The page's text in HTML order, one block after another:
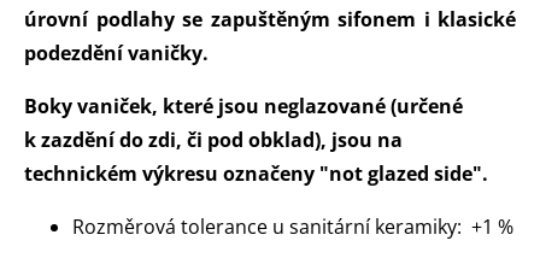
úrovní podlahy se zapuštěným sifonem i klasické
podezdění vaničky.
Boky vaniček, které jsou neglazované (určené
k zazdění do zdi, či pod obklad), jsou na
technickém výkresu označeny "not glazed side".
Rozměrová tolerance u sanitární keramiky: +1 %